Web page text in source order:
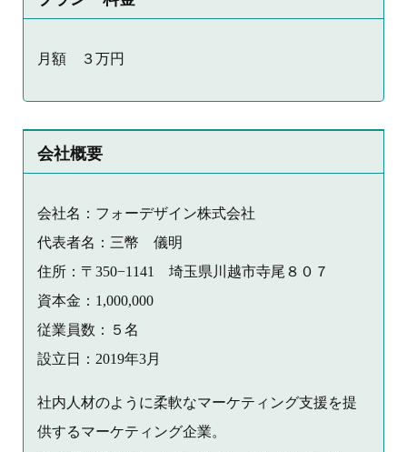
月額 ３万円
会社概要
会社名：フォーデザイン株式会社
代表者名：三幣 儀明
住所：〒350−1141 埼玉県川越市寺尾８０７
資本金：1,000,000
従業員数：５名
設立日：2019年3月
社内人材のように柔軟なマーケティング支援を提
供するマーケティング企業。